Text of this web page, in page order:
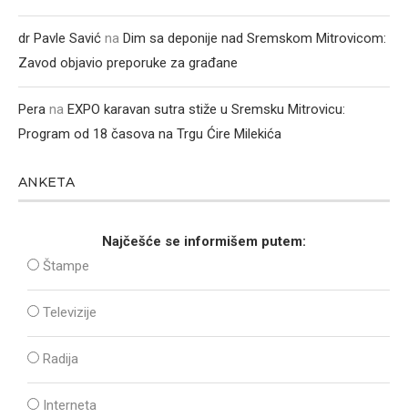
dr Pavle Savić na Dim sa deponije nad Sremskom Mitrovicom:
Zavod objavio preporuke za građane
Pera na EXPO karavan sutra stiže u Sremsku Mitrovicu:
Program od 18 časova na Trgu Ćire Milekića
ANKETA
Najčešće se informišem putem:
Štampe
Televizije
Radija
Interneta